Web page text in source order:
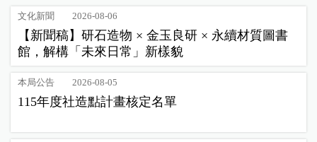
文化新聞 2026-08-06
【新聞稿】研石造物 × 金玉良研 × 永續材質圖書
館，解構「未來日常」新樣貌
本局公告 2026-08-05
115年度社造點計畫核定名單